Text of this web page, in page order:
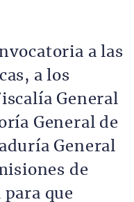
a las
a los
General
General de
General
de
que